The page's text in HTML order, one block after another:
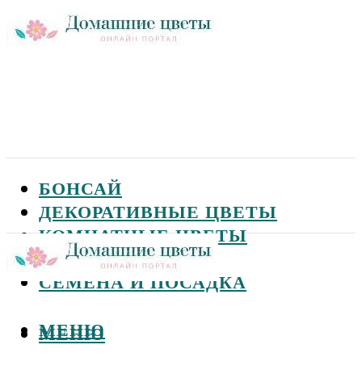
БОНСАЙ
ДЕКОРАТИВНЫЕ ЦВЕТЫ
КОМНАТНЫЕ ЦВЕТЫ
САДОВЫЕ ЦВЕТЫ
СЕМЕНА И ПОСАДКА
МЕНЮ
МЕНЮ